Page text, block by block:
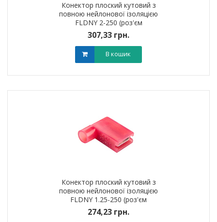
Конектор плоский кутовий з
повною нейлонової ізоляцією
FLDNY 2-250 (роз'єм
&quot;Мама&quot;)
307,33 грн.
В кошик
Конектор плоский кутовий з
повною нейлонової ізоляцією
FLDNY 1.25-250 (роз'єм
&quot;Мама&quot;)
274,23 грн.